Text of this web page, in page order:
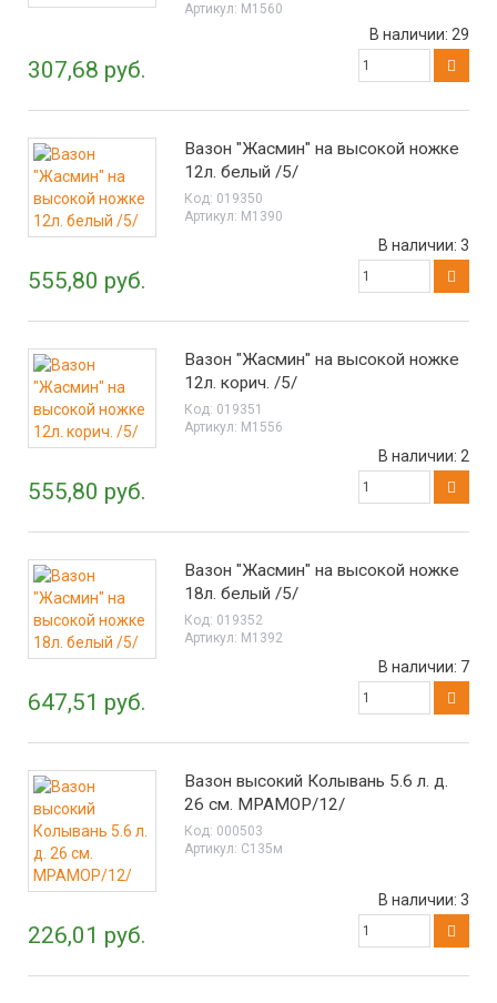
Артикул: М1560
307,68 руб.
В наличии: 29
Вазон "Жасмин" на высокой ножке
12л. белый /5/
Код: 019350
Артикул: М1390
555,80 руб.
В наличии: 3
Вазон "Жасмин" на высокой ножке
12л. корич. /5/
Код: 019351
Артикул: М1556
555,80 руб.
В наличии: 2
Вазон "Жасмин" на высокой ножке
18л. белый /5/
Код: 019352
Артикул: М1392
647,51 руб.
В наличии: 7
Вазон высокий Колывань 5.6 л. д.
26 см. МРАМОР/12/
Код: 000503
Артикул: С135м
226,01 руб.
В наличии: 3